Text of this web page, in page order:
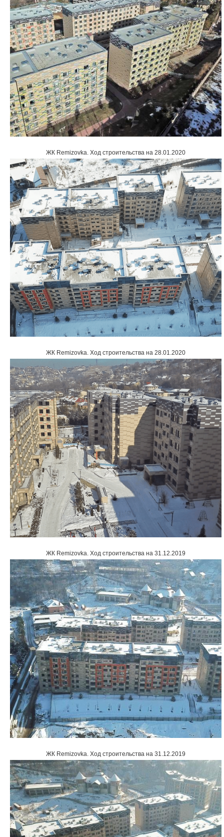
ЖК Remizovka Ход строительства на 28.01.2020
ЖК Remizovka. Ход строительства на 28.01.2020
ЖК Remizovka. Ход строительства на 31.12.2019
ЖК Remizovka. Ход строительства на 31.12.2019